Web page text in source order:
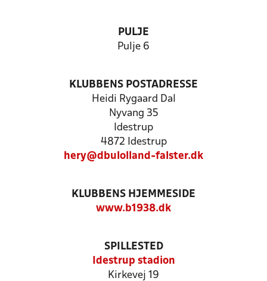
PULJE
Pulje 6
KLUBBENS POSTADRESSE
Heidi Rygaard Dal
Nyvang 35
Idestrup
4872 Idestrup
hery@dbulolland-falster.dk
KLUBBENS HJEMMESIDE
www.b1938.dk
SPILLESTED
Idestrup stadion
Kirkevej 19